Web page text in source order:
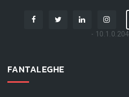
- 10.1.0.204
FANTALEGHE